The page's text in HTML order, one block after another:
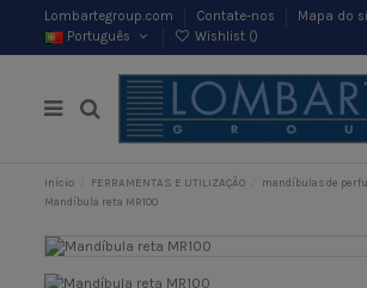
Lombartegroup.com Contate-nos
Mapa do
Português
Wishlist ()
Início FERRAMENTAS E UTILIZAÇÃO
mandíbulas de
Mandíbula reta MR100